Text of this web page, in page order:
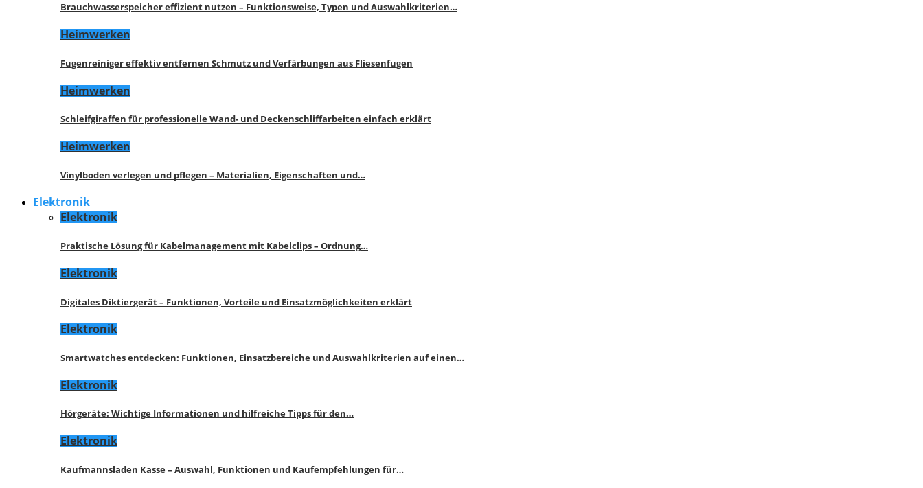
Brauchwasserspeicher effizient nutzen – Funktionsweise, Typen und Auswahlkriterien…
Heimwerken
Fugenreiniger effektiv entfernen Schmutz und Verfärbungen aus Fliesenfugen
Heimwerken
Schleifgiraffen für professionelle Wand- und Deckenschliffarbeiten einfach erklärt
Heimwerken
Vinylboden verlegen und pflegen – Materialien, Eigenschaften und…
Elektronik
Elektronik
Praktische Lösung für Kabelmanagement mit Kabelclips – Ordnung…
Elektronik
Digitales Diktiergerät – Funktionen, Vorteile und Einsatzmöglichkeiten erklärt
Elektronik
Smartwatches entdecken: Funktionen, Einsatzbereiche und Auswahlkriterien auf einen…
Elektronik
Hörgeräte: Wichtige Informationen und hilfreiche Tipps für den…
Elektronik
Kaufmannsladen Kasse – Auswahl, Funktionen und Kaufempfehlungen für…